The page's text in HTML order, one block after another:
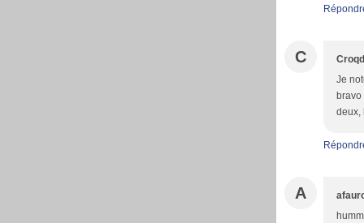
C
Je
deux,
A